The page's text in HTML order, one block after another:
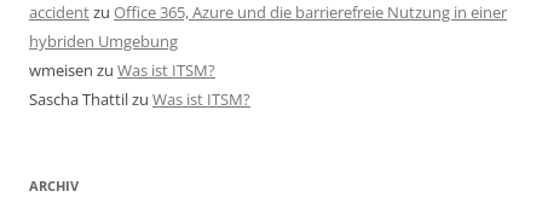
accidentzu Office 365, Azure und die barrierefreie Nutzung in einer
hybriden Umgebung
wmeisen zu Was ist ITSM?
Sascha Thattilzu Was ist ITSM?
ARCHIV